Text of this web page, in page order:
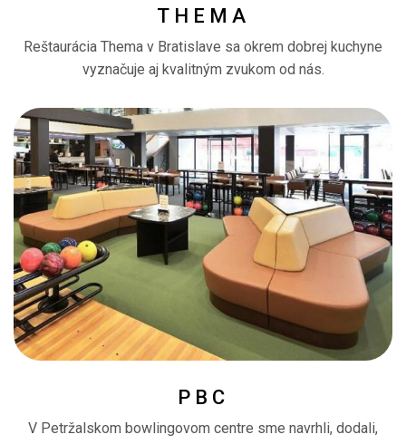
THEMA
Reštaurácia Thema v Bratislave sa okrem dobrej kuchyne
vyznačuje aj kvalitným zvukom od nás.
PBC
V Petržalskom bowlingovom centre sme navrhli, dodali,